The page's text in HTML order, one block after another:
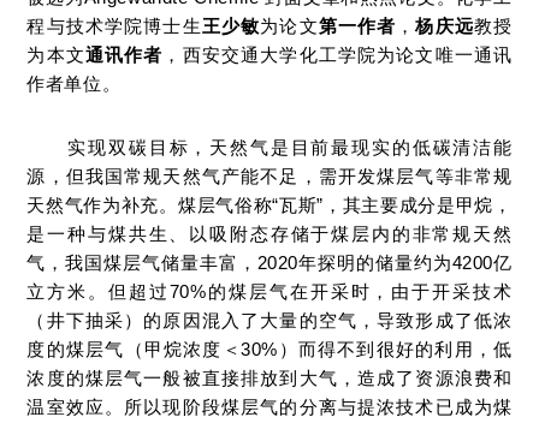
程与技术学院博士生王少敏为论文第一作者 ，杨庆远教授
为本文通讯作者 ，西安交通大学化工学院为论文唯一通讯
作者单位。
实现双碳目标，天然气是目前最现实的低碳清洁能
源，但我国常规天然气产能不足，需开发煤层气等非常规
天然气作为补充。煤层气俗称“瓦斯”，其主要成分是甲烷，
是一种与煤共生、以吸附态存储于煤层内的非常规天然
气，我国煤层气储量丰富，2020年探明的储量约为4200亿
立方米。但超过70%的煤层气在开采时，由于开采技术
（井下抽采）的原因混入了大量的空气，导致形成了低浓
度的煤层气（甲烷浓度＜30%）而得不到很好的利用，低
浓度的煤层气一般被直接排放到大气，造成了资源浪费和
温室效应。所以现阶段煤层气的分离与提浓技术已成为煤